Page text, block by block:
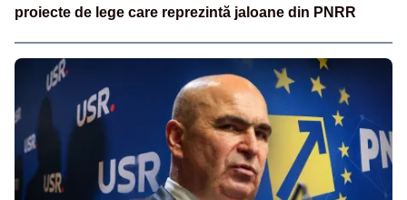
proiecte de lege care reprezintă jaloane din PNRR